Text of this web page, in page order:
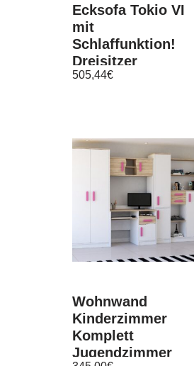
Ecksofa Tokio VI
mit
Schlaffunktion!
Dreisitzer
Eckcouch mit
505,44€
Wohnwand
Kinderzimmer
Komplett
Jugendzimmer